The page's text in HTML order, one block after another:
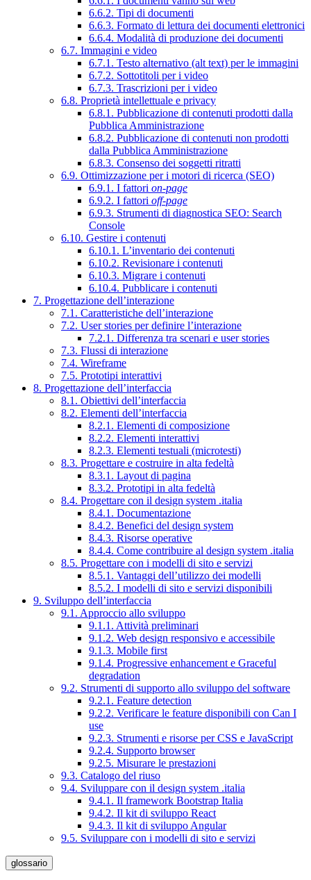
6.6.2. Tipi di documenti
6.6.3. Formato di lettura dei documenti elettronici
6.6.4. Modalità di produzione dei documenti
6.7. Immagini e video
6.7.1. Testo alternativo (alt text) per le immagini
6.7.2. Sottotitoli per i video
6.7.3. Trascrizioni per i video
6.8. Proprietà intellettuale e privacy
6.8.1. Pubblicazione di contenuti prodotti dalla
Pubblica Amministrazione
6.8.2. Pubblicazione di contenuti non prodotti
dalla Pubblica Amministrazione
6.8.3. Consenso dei soggetti ritratti
6.9. Ottimizzazione per i motori di ricerca (SEO)
6.9.1. I fattori on-page
6.9.2. I fattori off-page
6.9.3. Strumenti di diagnostica SEO: Search
Console
6.10. Gestire i contenuti
6.10.1. L’inventario dei contenuti
6.10.2. Revisionare i contenuti
6.10.3. Migrare i contenuti
6.10.4. Pubblicare i contenuti
7. Progettazione dell’interazione
7.1. Caratteristiche dell’interazione
7.2. User stories per definire l’interazione
7.2.1. Differenza tra scenari e user stories
7.3. Flussi di interazione
7.4. Wireframe
7.5. Prototipi interattivi
8. Progettazione dell’interfaccia
8.1. Obiettivi dell’interfaccia
8.2. Elementi dell’interfaccia
8.2.1. Elementi di composizione
8.2.2. Elementi interattivi
8.2.3. Elementi testuali (microtesti)
8.3. Progettare e costruire in alta fedeltà
8.3.1. Layout di pagina
8.3.2. Prototipi in alta fedeltà
8.4. Progettare con il design system .italia
8.4.1. Documentazione
8.4.2. Benefici del design system
8.4.3. Risorse operative
8.4.4. Come contribuire al design system .italia
8.5. Progettare con i modelli di sito e servizi
8.5.1. Vantaggi dell’utilizzo dei modelli
8.5.2. I modelli di sito e servizi disponibili
9. Sviluppo dell’interfaccia
9.1. Approccio allo sviluppo
9.1.1. Attività preliminari
9.1.2. Web design responsivo e accessibile
9.1.3. Mobile first
9.1.4. Progressive enhancement e Graceful
degradation
9.2. Strumenti di supporto allo sviluppo del software
9.2.1. Feature detection
9.2.2. Verificare le feature disponibili con Can I
use
9.2.3. Strumenti e risorse per CSS e JavaScript
9.2.4. Supporto browser
9.2.5. Misurare le prestazioni
9.3. Catalogo del riuso
9.4. Sviluppare con il design system .italia
9.4.1. Il framework Bootstrap Italia
9.4.2. Il kit di sviluppo React
9.4.3. Il kit di sviluppo Angular
9.5. Sviluppare con i modelli di sito e servizi
glossario